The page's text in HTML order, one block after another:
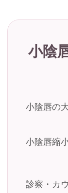
小陰
小陰唇の
小陰唇縮
診察・カ